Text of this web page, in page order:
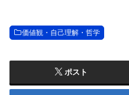
価値観・自己理解・哲学
ポスト